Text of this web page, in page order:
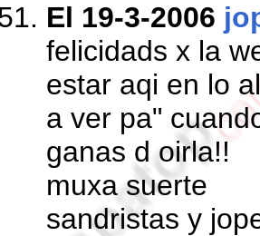
El 19-3-2006
felicidads x la
estar aqi en lo
a ver pa"
ganas d oirla!!
muxa suerte
sandristas y